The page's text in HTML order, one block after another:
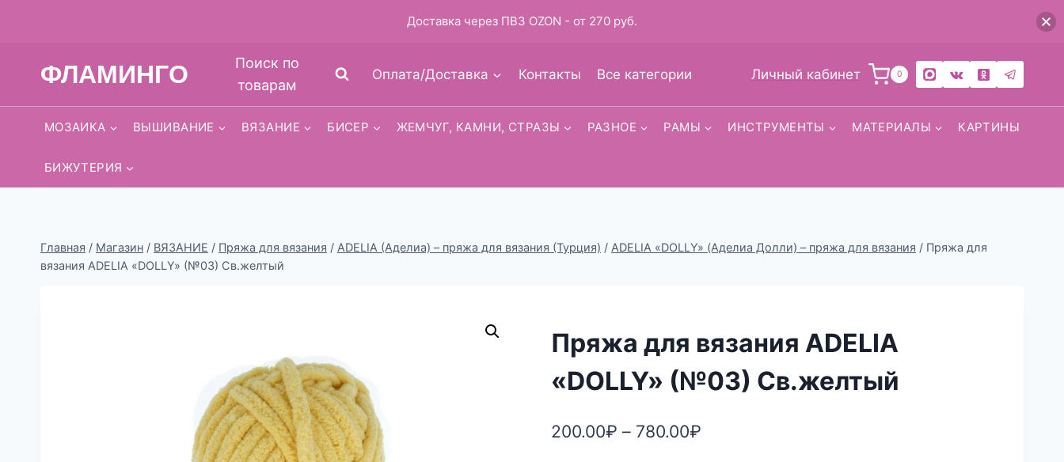
ФЛАМИНГО
Поиск по
товарам
Оплата/Доставка Контакты Все категории Личный кабинет 0
МОЗАИКА ВЫШИВАНИЕ ВЯЗАНИЕ БИСЕР ЖЕМЧУГ, КАМНИ, СТРАЗЫ РАЗНОЕ РАМЫ ИНСТРУМЕНТЫ МАТЕРИАЛЫ КАРТИНЫ
БИЖУТЕРИЯ
Главная / Магазин / ВЯЗАНИЕ / Пряжа для вязания / ADELIA (Аделиа) – пряжа для вязания (Турция) / ADELIA «DOLLY» (Аделиа Долли) – пряжа для вязания / Пряжа для
вязания ADELIA «DOLLY» (№03) Св.желтый
Пряжа для вязания ADELIA
«DOLLY» (№03) Св.желтый
200.00₽ – 780.00₽
Доставка через ПВЗ OZON - от 270 руб.